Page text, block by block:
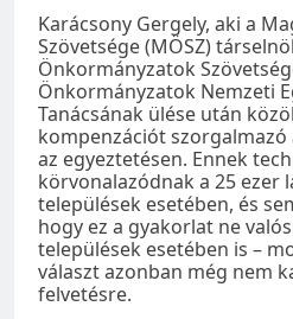
Karácsony Gergely, aki a
Szövetsége (MÖSZ)
Önkormányzatok
Önkormányzatok Nemzeti
Tanácsának ülése után
kompenzációt
az egyeztetésen. Ennek
körvonalazódnak a 25 ezer
települések esetében, és
hogy ez a gyakorlat ne
települések esetében is –
választ azonban még nem
felvetésre.